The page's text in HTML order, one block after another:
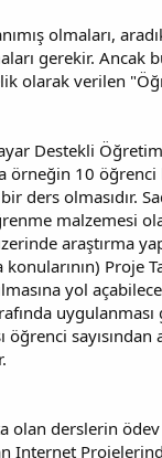
olmaları,
gerekir. Ancak
olarak verilen
Destekli
örneğin 10
ders olmasıdır.
malzemesi
araştırma
Proje
yol
sayısından
olan derslerin
Internet